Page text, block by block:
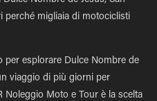
perché migliaia di motociclisti
per esplorare Dulce Nombre de
viaggio di più giorni per
Noleggio Moto e Tour è la scelta